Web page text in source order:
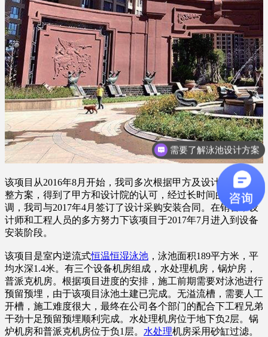
该项目从2016年8月开始，我司多次根据甲方及设计院要求调
整方案，得到了甲方和设计院的认可，经过长时间的沟通与协
调，我司与2017年4月签订了设计采购安装合同。在销售，设
计师和工程人员的多方努力下该项目于2017年7月进入到设备
安装阶段。
该项目是室内逆流式恒温恒湿泳池 ，泳池面积189平方米，平
均水深1.4米。有三个设备机房组成，水处理机房，锅炉房，
普派克机房。根据项目进度的安排，施工前期需要对泳池进行
预留预埋，由于该项目泳池土建已完成。无溢流槽，需要人工
开槽，施工难度很大，最终在公司各个部门的配合下工程兄弟
干劲十足预留预埋顺利完成。水处理机房位于地下负2层。锅
炉机房和普派克机房位于负1层。 水处理机房采用砂缸过滤。
需要了解泳池设计方案